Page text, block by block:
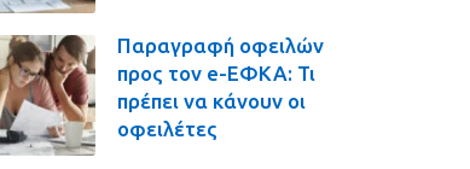
Παραγραφή οφειλών
προς τον e-ΕΦΚΑ: Τι
πρέπει να κάνουν οι
οφειλέτες